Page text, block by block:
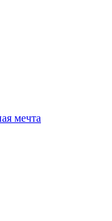
мечта